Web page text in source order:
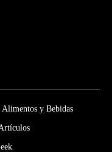
Alimentos y Bebidas